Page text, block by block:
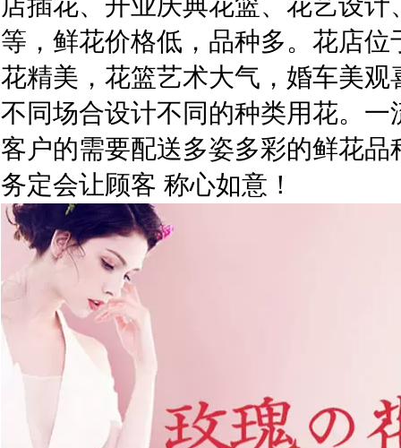
等，鲜花价格低，品种多。花店
花精美，花篮艺术大气，婚车美
不同场合设计不同的种类用花。
客户的需要配送多姿多彩的鲜花
务定会让顾客 称心如意！